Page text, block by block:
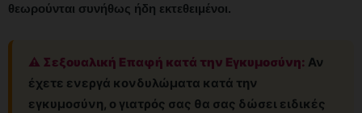
θεωρούνται συνήθως ήδη εκτεθειμένοι.
⚠️ Σεξουαλική Επαφή κατά την Εγκυμοσύνη: Αν
έχετε ενεργά κονδυλώματα κατά την
εγκυμοσύνη, ο γιατρός σας θα σας δώσει ειδικές